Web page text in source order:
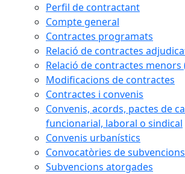
Perfil de contractant
Compte general
Contractes programats
Relació de contractes
Relació de contractes
Modificacions de contractes
Contractes i convenis
Convenis, acords, pactes de
funcionarial, laboral o sindical
Convenis urbanístics
Convocatòries de
Subvencions atorgades